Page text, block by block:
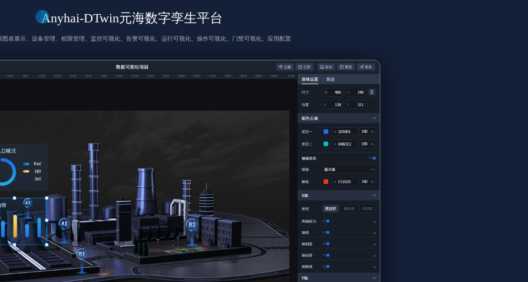
Anyhai-DTwin元海数字孪生平台
图表展示、设备管理、权限管理、监控可视化、告警可视化、运行可视化、操作可视化、门禁可视化、应用配置